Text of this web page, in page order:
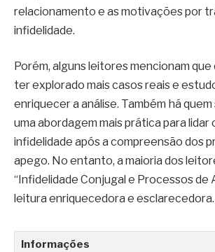
relacionamento e as motivações por
infidelidade.
Porém, alguns leitores mencionam que
ter explorado mais casos reais e
enriquecer a análise. Também há
uma abordagem mais prática para lidar
infidelidade após a compreensão dos
apego. No entanto, a maioria dos
“Infidelidade Conjugal e Processos de
leitura enriquecedora e esclarecedora.
Informações